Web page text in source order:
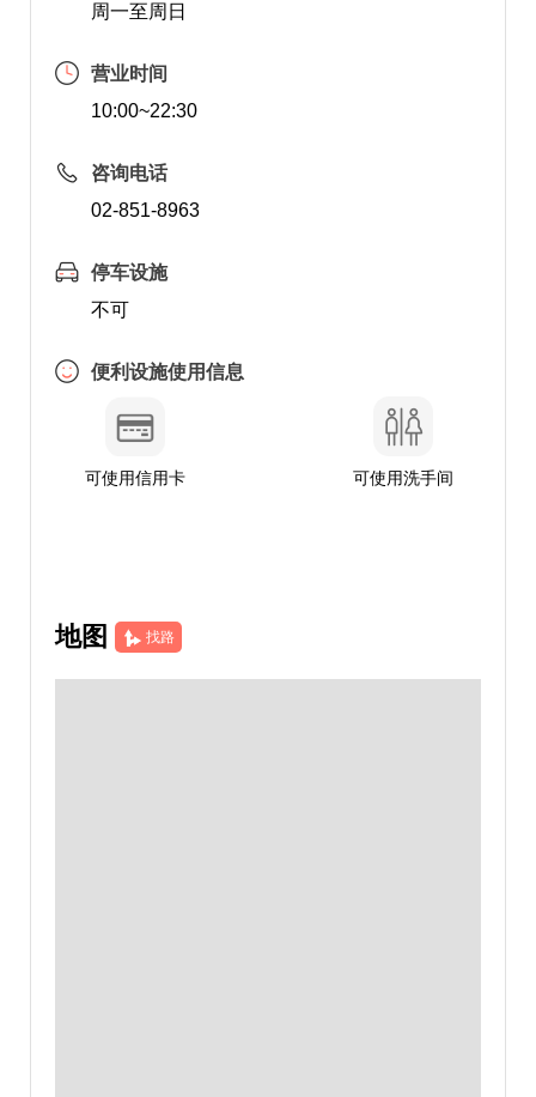
周一至周日
营业时间
10:00~22:30
咨询电话
02-851-8963
停车设施
不可
便利设施使用信息
可使用信用卡 可使用洗手间
地图 找路